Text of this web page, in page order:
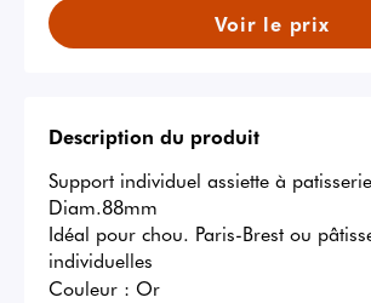
Voir le prix
Description du produit
Support individuel assiette à patisserie
Diam.88mm
Idéal pour chou. Paris-Brest ou
individuelles
Couleur : Or